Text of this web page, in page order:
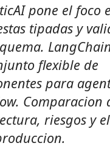
pone el foco
tipadas y
flexible de
para
Comparacion
riesgos y